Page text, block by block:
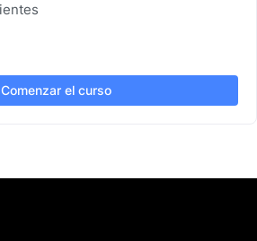
Comenzar el curso